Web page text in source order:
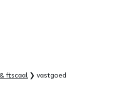
fiscaal vastgoed